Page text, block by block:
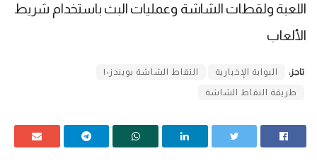
اللعبة ولقطات الشاشة وعمليات البث باستخدام شريط
الألعاب
تاجز: البوابة الإخبارية التقاط الشاشة بويندز١٠
طريقة النقاط الشاشة